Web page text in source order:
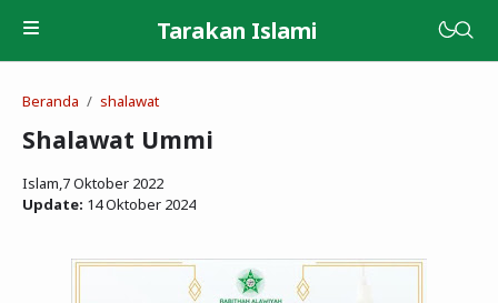
Tarakan Islami
Beranda shalawat
Shalawat Ummi
Islam,7 Oktober 2022
Update: 14 Oktober 2024